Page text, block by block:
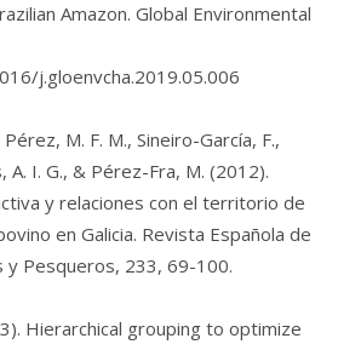
Amazon. Global Environmental
j.gloenvcha.2019.05.006
M. F. M., Sineiro-García, F.,
A. I. G., & Pérez-Fra, M. (2012).
y relaciones con el territorio de
en Galicia. Revista Española de
y Pesqueros, 233, 69-100.
Hierarchical grouping to optimize